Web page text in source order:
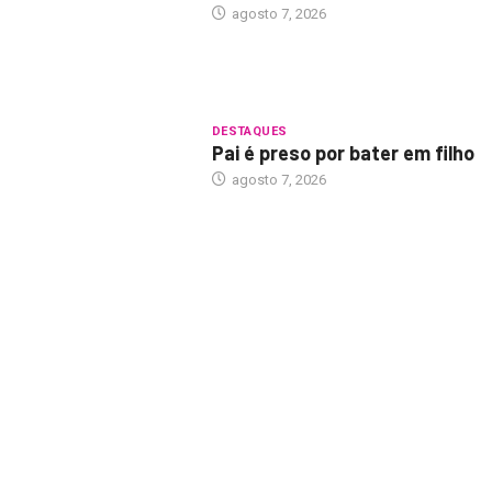
agosto 7, 2026
DESTAQUES
Pai é preso por bater em filho
agosto 7, 2026